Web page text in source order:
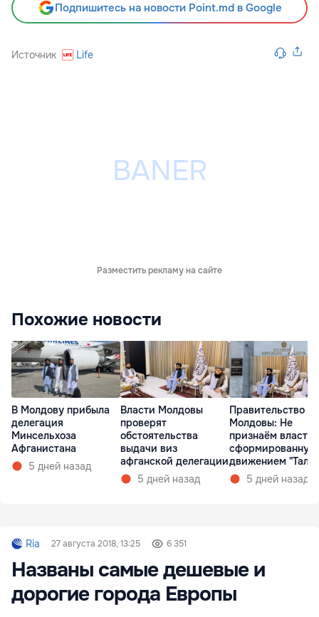
Подпишитесь на новости Point.md в Google
Источник Life
Разместить рекламу на сайте
Похожие новости
В Молдову прибыла
делегация
Минсельхоза
Афганистана
5 дней назад
Власти Молдовы
проверят
обстоятельства
выдачи виз
афганской делегации
5 дней назад
Правительство
Молдовы: Не
признаём власть,
сформированную
движением
5 дней назад
Ria 27 августа 2018, 13:25 6 351
Названы самые дешевые и
дорогие города Европы